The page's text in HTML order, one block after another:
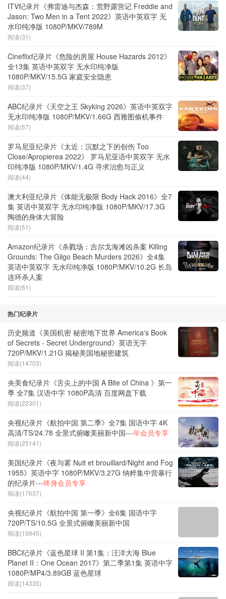
ITV纪录片《弗雷迪与杰森：荒野露营记 Freddie and
Jason: Two Men in a Tent 2022》英语中英双字 无
水印纯净版 1080P/MKV/789M
阅读(31)
Cineflix纪录片《危险的房屋 House Hazards 2012》
全13集 英语中英双字 无水印纯净版
1080P/MKV/15.5G 家庭安全隐患
阅读(37)
ABC纪录片《天空之王 Skyking 2026》英语中英双字
无水印纯净版 1080P/MKV/1.66G 西雅图偷机事件
阅读(57)
罗马尼亚纪录片《太近：沉默之下的创伤 Too
Close/Apropierea 2022》 罗马尼亚语中英双字 无水
印纯净版 1080P/MKV/1.4G 寻求治愈与正义
阅读(44)
澳大利亚纪录片《体能无极限 Body Hack 2016》全7
集 英语中英双字 无水印纯净版 1080P/MKV/17.3G
陶德的身体大冒险
阅读(51)
Amazon纪录片《杀戮场：吉尔戈海滩凶杀案 Killing
Grounds: The Gilgo Beach Murders 2026》全4集
英语中英双字 无水印纯净版 1080P/MKV/10.2G 长岛
连环杀人案
阅读(61)
热门纪录片
历史频道《美国机密 秘密地下世界 America's Book
of Secrets - Secret Underground》英语无字
720P/MKV/1.21G 揭秘美国地秘密建筑
阅读(14703)
央美食纪录片《舌尖上的中国 A Bite of China 》第一
季 全7集 汉语中字 1080P高清 百度网盘下载
阅读(22301)
央视纪录片《航拍中国 第二季》全7集 国语中字 4K
高清/TS/24.78 全景式俯瞰美丽新中国---年会员专享
阅读(25141)
美国纪录片《夜与雾 Nuit et brouillard/Night and Fog
1955》英语中字 1080P/MKV/3.27G 纳粹集中营暴行
的纪录片---终身会员专享
阅读(17637)
央视纪录片《航拍中国 第一季》全6集 国语中字
720P/TS/10.5G 全景式俯瞰美丽新中国
阅读(19945)
BBC纪录片《蓝色星球 II 第1集：汪洋大海 Blue
Planet II：One Ocean 2017》第二季第1集 英语中字
1080P/MP4/3.89GB 蓝色星球
阅读(14335)